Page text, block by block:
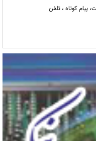
پیام کوتاه ، تلفن